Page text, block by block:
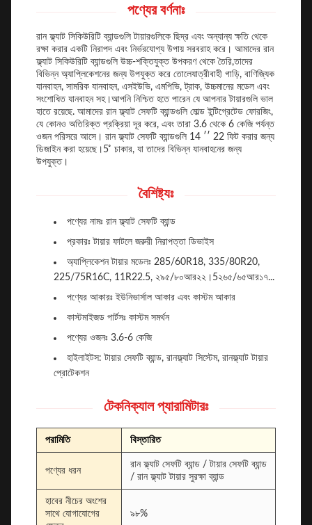
পণ্যের বর্ণনাঃ
রান ফ্ল্যাট সিকিউরিটি ব্যান্ডগুলি টায়ারগুলিকে ছিদ্র এবং অন্যান্য ক্ষতি থেকে
রক্ষা করার একটি নিরাপদ এবং নির্ভরযোগ্য উপায় সরবরাহ করে। আমাদের রান
ফ্ল্যাট সিকিউরিটি ব্যান্ডগুলি উচ্চ-শক্তিযুক্ত উপকরণ থেকে তৈরি,তাদের
বিভিন্ন অ্যাপ্লিকেশনের জন্য উপযুক্ত করে তোলেযাত্রীবাহী গাড়ি, বাণিজ্যিক
যানবাহন, সামরিক যানবাহন, এসইউভি, এমপিভি, ট্রাক, উচ্চমানের মডেল এবং
সংশোধিত যানবাহন সহ।আপনি নিশ্চিত হতে পারেন যে আপনার টায়ারগুলি ভাল
হাতে রয়েছে. আমাদের রান ফ্ল্যাট সেফটি ব্যান্ডগুলি মোল্ড ইন্টিগ্রেটেড ফোরজিং,
যে কোনও অতিরিক্ত প্রক্রিয়া দূর করে, এবং তারা 3.6 থেকে 6 কেজি পর্যন্ত
ওজন পরিসরে আসে। রান ফ্ল্যাট সেফটি ব্যান্ডগুলি 14 ′′ 22 ফিট করার জন্য
ডিজাইন করা হয়েছে।5 ̊ চাকার, যা তাদের বিভিন্ন যানবাহনের জন্য
উপযুক্ত।
বৈশিষ্ট্যঃ
পণ্যের নামঃ রান ফ্ল্যাট সেফটি ব্যান্ড
প্রকারঃ টায়ার ফাটলে জরুরী নিরাপত্তা ডিভাইস
অ্যাপ্লিকেশন টায়ার মডেলঃ 285/60R18, 335/80R20,
225/75R16C, 11R22.5, ২৯৫/৮০আর২২।5২৬৫/৬৫আর১৭...
পণ্যের আকারঃ ইউনিভার্সাল আকার এবং কাস্টম আকার
কাস্টমাইজড পার্টসঃ কাস্টম সমর্থন
পণ্যের ওজনঃ 3.6-6 কেজি
হাইলাইটস: টায়ার সেফটি ব্যান্ড, রানফ্ল্যাট সিস্টেম, রানফ্ল্যাট টায়ার
প্রোটেকশন
টেকনিক্যাল প্যারামিটারঃ
পরামিতি বিস্তারিত
পণ্যের ধরন
রান ফ্ল্যাট সেফটি ব্যান্ড / টায়ার সেফটি ব্যান্ড
/ রান ফ্ল্যাট টায়ার সুরক্ষা ব্যান্ড
হাবের নীচের অংশের
সাথে যোগাযোগের
৯৮%